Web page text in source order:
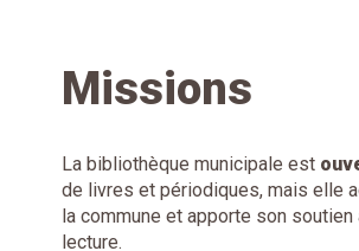
Missions
La bibliothèque municipale est
de livres et périodiques, mais elle
la commune et apporte son
lecture.